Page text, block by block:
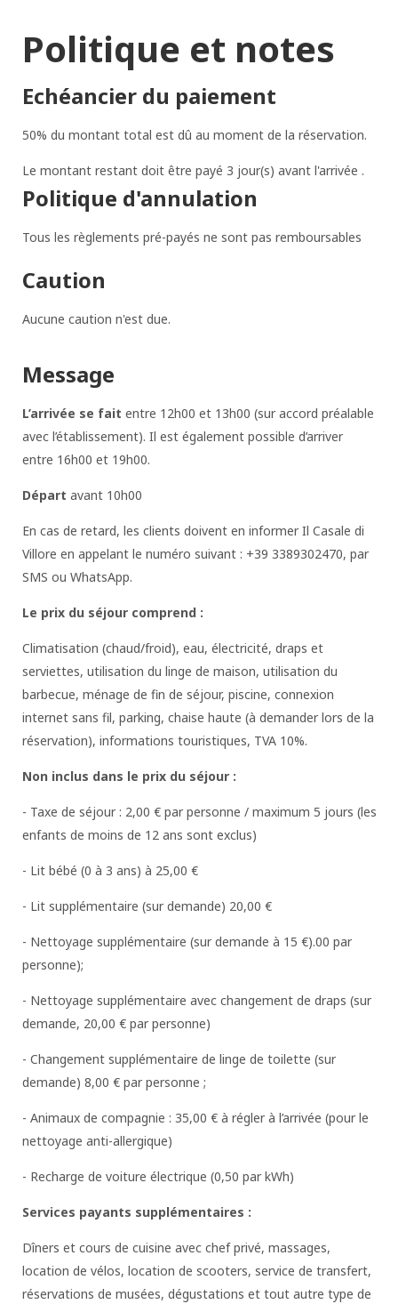
Politique et notes
Echéancier du paiement
50% du montant total est dû au moment de la réservation.
Le montant restant doit être payé 3 jour(s) avant l'arrivée .
Politique d'annulation
Tous les règlements pré-payés ne sont pas remboursables
Caution
Aucune caution n'est due.
Message
L’arrivée se fait entre 12h00 et 13h00 (sur accord préalable
avec l’établissement). Il est également possible d’arriver
entre 16h00 et 19h00.
Départ avant 10h00
En cas de retard, les clients doivent en informer Il Casale di
Villore en appelant le numéro suivant : +39 3389302470, par
SMS ou WhatsApp.
Le prix du séjour comprend :
Climatisation (chaud/froid), eau, électricité, draps et
serviettes, utilisation du linge de maison, utilisation du
barbecue, ménage de fin de séjour, piscine, connexion
internet sans fil, parking, chaise haute (à demander lors de la
réservation), informations touristiques, TVA 10%.
Non inclus dans le prix du séjour :
- Taxe de séjour : 2,00 € par personne / maximum 5 jours (les
enfants de moins de 12 ans sont exclus)
- Lit bébé (0 à 3 ans) à 25,00 €
- Lit supplémentaire (sur demande) 20,00 €
- Nettoyage supplémentaire (sur demande à 15 €).00 par
personne);
- Nettoyage supplémentaire avec changement de draps (sur
demande, 20,00 € par personne)
- Changement supplémentaire de linge de toilette (sur
demande) 8,00 € par personne ;
- Animaux de compagnie : 35,00 € à régler à l’arrivée (pour le
nettoyage anti-allergique)
- Recharge de voiture électrique (0,50 par kWh)
Services payants supplémentaires :
Dîners et cours de cuisine avec chef privé, massages,
location de vélos, location de scooters, service de transfert,
réservations de musées, dégustations et tout autre type de